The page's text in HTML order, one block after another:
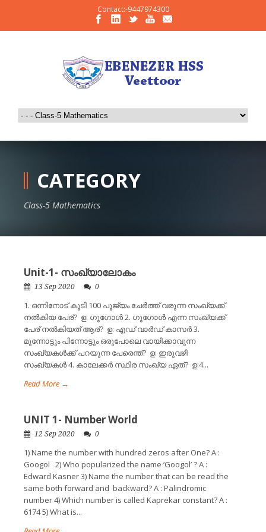
Contact:-9447974300
CATEGORY
Class-5 Mathematics
Unit-1- സംഖ്യാലോകം
13 Sep 2020 0
1. ഒന്നിനോട് കൂടി 100 പൂജ്യം ചേർത്ത് വരുന്ന സംഖ്യക്ക്
നൽകിയ പേര്? ഉ: ഗൂഗോൾ 2. ഗൂഗോൾ എന്ന സംഖ്യക്ക്
പേര് നൽകിയത് ആര്? ഉ: എഡ് വാർഡ് കാസർ 3.
മുന്നോട്ടും പിന്നോട്ടും ഒരുപോലെ വായിക്കാവുന്ന
സംഖ്യകൾക്ക് പറയുന്ന പേരെന്ത്? ഉ: ഇരുവഴി
സംഖ്യകൾ 4. കാലേക്കർ സ്ഥിര സംഖ്യ ഏത്? ഉ:4...
Read More →
UNIT 1- Number World
12 Sep 2020 0
1) Name the number with hundred zeros after One? A :
Googol 2) Who popularized the name ‘Googol’ ? A :
Edward Kasner 3) Name the number that can be read the
same both forward and backward? A : Palindromic
number 4) Which number is called Kaprekar constant? A :
6174 5) What is...